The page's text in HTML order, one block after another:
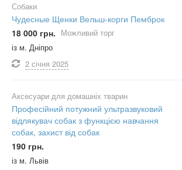
Собаки
Чудесные Щенки Вельш-корги Пемброк
18 000 грн. Можливий торг
із м. Дніпро
2 січня 2025
Аксесуари для домашніх тварин
Професійний потужний ультразвуковий
відлякувач собак з функцією навчання
собак, захист від собак
190 грн.
із м. Львів